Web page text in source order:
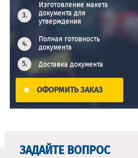
Изготовление макета
документа для
утверждения
Полная готовность
документа
Доставка документа
ОФОРМИТЬ ЗАКАЗ
ЗАДАЙТЕ ВОПРОС